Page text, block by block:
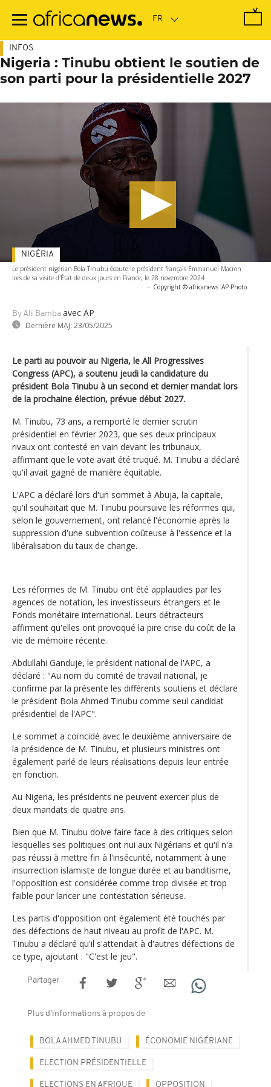
contenu
INFOS
Nigeria : Tinubu obtient le soutien de
son parti pour la présidentielle 2027
Le président nigérian Bola Tinubu écoute le président français Emmanuel Macron
lors de sa visite d'État de deux jours en France, le 28 novembre 2024
- Copyright © africanews AP Photo
By Ali Bamba avec AP
Dernière MAJ: 23/05/2025
NIGÉRIA
Le parti au pouvoir au Nigeria, le All Progressives
Congress (APC), a soutenu jeudi la candidature du
président Bola Tinubu à un second et dernier mandat lors
de la prochaine élection, prévue début 2027.
M. Tinubu, 73 ans, a remporté le dernier scrutin
présidentiel en février 2023, que ses deux principaux
rivaux ont contesté en vain devant les tribunaux,
affirmant que le vote avait été truqué. M. Tinubu a déclaré
qu'il avait gagné de manière équitable.
L'APC a déclaré lors d'un sommet à Abuja, la capitale,
qu'il souhaitait que M. Tinubu poursuive les réformes qui,
selon le gouvernement, ont relancé l'économie après la
suppression d'une subvention coûteuse à l'essence et la
libéralisation du taux de change.
Les réformes de M. Tinubu ont été applaudies par les
agences de notation, les investisseurs étrangers et le
Fonds monétaire international. Leurs détracteurs
affirment qu'elles ont provoqué la pire crise du coût de la
vie de mémoire récente.
Abdullahi Ganduje, le président national de l'APC, a
déclaré : "Au nom du comité de travail national, je
confirme par la présente les différents soutiens et déclare
le président Bola Ahmed Tinubu comme seul candidat
présidentiel de l'APC".
Le sommet a coïncidé avec le deuxième anniversaire de
la présidence de M. Tinubu, et plusieurs ministres ont
également parlé de leurs réalisations depuis leur entrée
en fonction.
Au Nigeria, les présidents ne peuvent exercer plus de
deux mandats de quatre ans.
Bien que M. Tinubu doive faire face à des critiques selon
lesquelles ses politiques ont nui aux Nigérians et qu'il n'a
pas réussi à mettre fin à l'insécurité, notamment à une
insurrection islamiste de longue durée et au banditisme,
l'opposition est considérée comme trop divisée et trop
faible pour lancer une contestation sérieuse.
Les partis d'opposition ont également été touchés par
des défections de haut niveau au profit de l'APC. M.
Tinubu a déclaré qu'il s'attendait à d'autres défections de
ce type, ajoutant : "C'est le jeu".
Partager
Plus d'informations à propos de
BOLA AHMED TINUBU ÉCONOMIE NIGÉRIANE
ELECTION PRÉSIDENTIELLE
ELECTIONS EN AFRIQUE OPPOSITION